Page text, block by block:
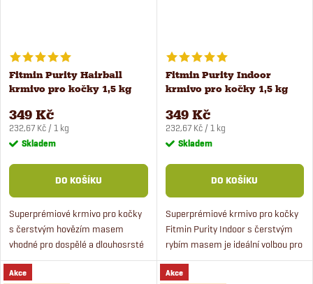
Fitmin Purity Hairball
krmivo pro kočky 1,5 kg
349 Kč
Měrná
cena:
232,67 Kč / 1 kg
Skladem
DO KOŠÍKU
Superprémiové krmivo pro kočky
s čerstvým hovězím masem
vhodné pro dospělé a dlouhosrsté
kočky. Krmivo obsahuje podporu
trávení pro lepší průchodnost
Fitmin Purity Indoor
krmivo pro kočky 1,5 kg
349 Kč
Měrná
cena:
232,67 Kč / 1 kg
Skladem
DO KOŠÍKU
Superprémiové krmivo pro kočky
Fitmin Purity Indoor s čerstvým
rybím masem je ideální volbou pro
domácí kočky. Krmivo má nižší
podíl tuků, aby vaše kočka byla ve
Akce
Akce